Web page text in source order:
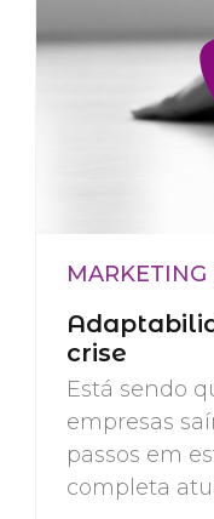
crise
Está sendo
empresas
passos em
completa